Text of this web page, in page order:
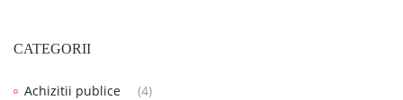
CATEGORII
Achizitii publice
(4)